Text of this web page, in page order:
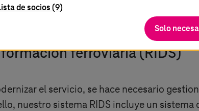
ferroviaria (RIDS)
el servicio, se hace necesario
nuestro sistema RIDS incluye un sistema
de socios (9)
Solo